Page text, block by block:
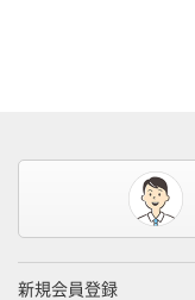
新規会員登録